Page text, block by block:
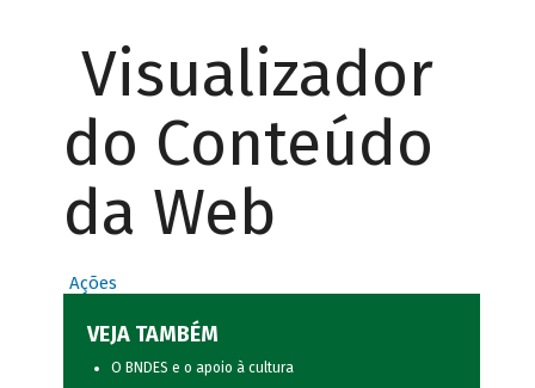
Visualizador
do Conteúdo
da Web
Ações
VEJA TAMBÉM
O BNDES e o apoio à cultura